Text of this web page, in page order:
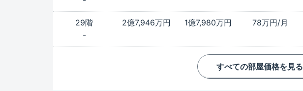
29階 2億7,946万円 1億7,980万円 78万円/月
-
すべての部屋価格を見る